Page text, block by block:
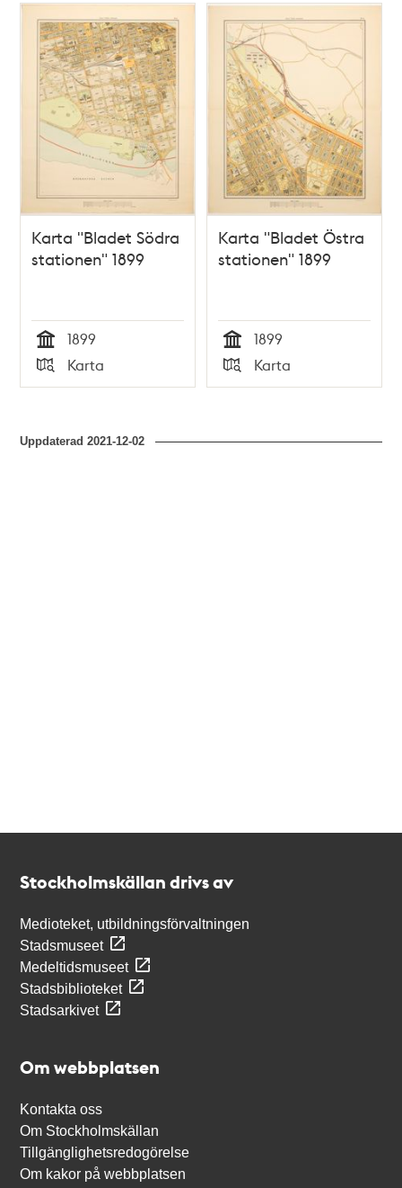
Karta "Bladet Södra
stationen" 1899
Tid
1899
Typ
Karta
Karta "Bladet Östra
stationen" 1899
Tid
1899
Typ
Karta
Uppdaterad2021-12-02
Stockholmskällan drivs av
Medioteket, utbildningsförvaltningen
Stadsmuseet
Medeltidsmuseet
Stadsbiblioteket
Stadsarkivet
Om webbplatsen
Kontakta oss
Om Stockholmskällan
Tillgänglighetsredogörelse
Om kakor på webbplatsen